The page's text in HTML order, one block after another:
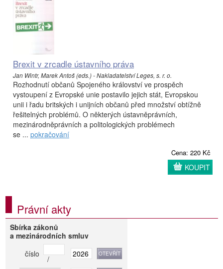
Brexit v zrcadle ústavního práva
Jan Wintr, Marek Antoš (eds.) - Nakladatelství Leges, s. r. o.
Rozhodnutí občanů Spojeného království ve prospěch
vystoupení z Evropské unie postavilo jejich stát, Evropskou
unii i řadu britských i unijních občanů před množství obtížně
řešitelných problémů. O některých ústavněprávních,
mezinárodněprávních a politologických problémech
se ... pokračování
Cena: 220 Kč
KOUPIT
Právní akty
Sbírka zákonů
a mezinárodních smluv
číslo
/